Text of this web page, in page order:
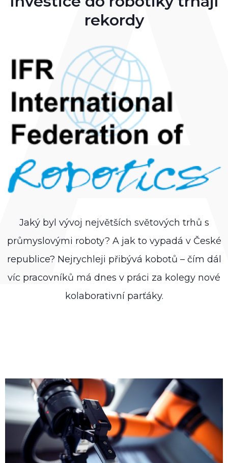
rekordy
Jaký byl vývoj největších světových trhů s
průmyslovými roboty? A jak to vypadá v České
republice? Nejrychleji přibývá kobotů – čím dál
víc pracovníků má dnes v práci za kolegy nové
kolaborativní parťáky.